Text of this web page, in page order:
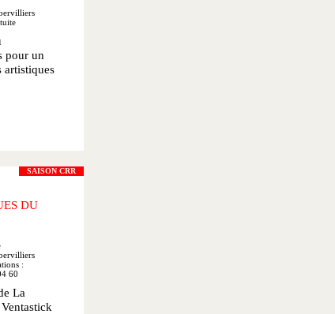
pour un
artistiques
SAISON CRR
DU
:
60
La